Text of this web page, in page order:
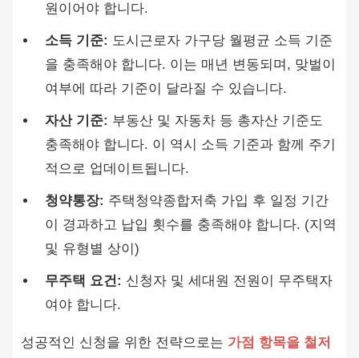
원이어야 합니다.
소득 기준: 도시근로자 가구당 월평균 소득 기준
을 충족해야 합니다. 이는 매년 변동되며, 맞벌이
여부에 따라 기준이 달라질 수 있습니다.
자산 기준: 부동산 및 자동차 등 총자산 기준도
충족해야 합니다. 이 역시 소득 기준과 함께 주기
적으로 업데이트됩니다.
청약통장: 주택청약종합저축 가입 후 일정 기간
이 경과하고 납입 횟수를 충족해야 합니다. (지역
및 유형별 상이)
무주택 요건: 신청자 및 세대원 전원이 무주택자
여야 합니다.
성공적인 신청을 위한 전략으로는 가점 항목을 철저